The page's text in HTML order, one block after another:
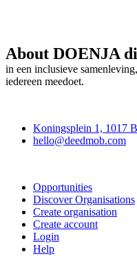
About DOENJA
in een inclusieve
iedereen meedoet.
Koningsplein 1, 1017
hello@deedmob.com
Opportunities
Discover Organisations
Create organisation
Create account
Login
Help